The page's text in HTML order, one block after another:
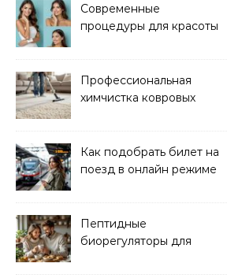
Современные
процедуры для красоты
Профессиональная
химчистка ковровых
Как подобрать билет на
поезд в онлайн режиме
Пептидные
биорегуляторы для